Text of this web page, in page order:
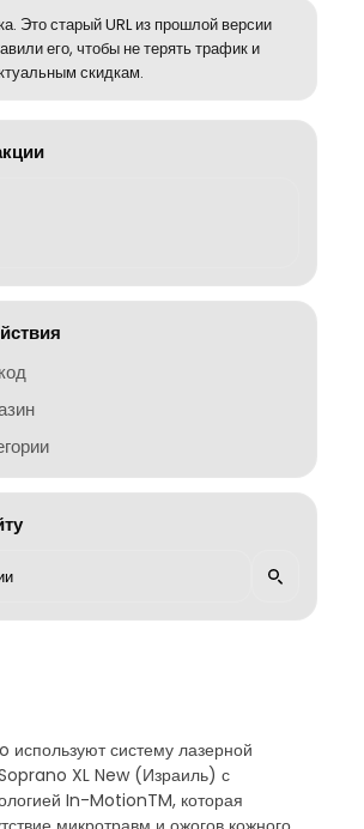
Это старый URL из прошлой версии
его, чтобы не терять трафик и
скидкам.
систему лазерной
XL New (Израиль) с
In-MotionTM, которая